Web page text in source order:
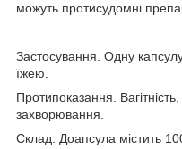
можуть протисудомні
Застосування. Одну
їжею.
Протипоказання.
захворювання.
Склад. Доапсула містить